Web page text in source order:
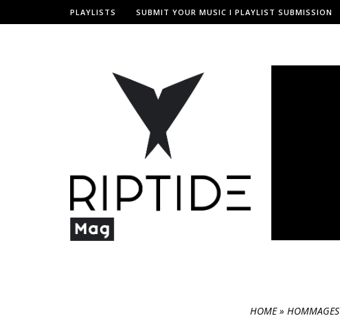
PLAYLISTS SUBMIT YOUR MUSIC I PLAYLIST SUBMISSION
HOME» HOMMAGES